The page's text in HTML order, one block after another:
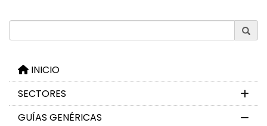
INICIO
SECTORES
GUÍAS GENÉRICAS